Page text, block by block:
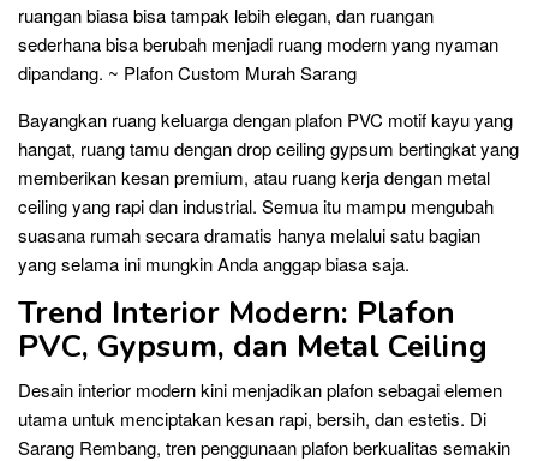
ruangan biasa bisa tampak lebih elegan, dan ruangan
sederhana bisa berubah menjadi ruang modern yang nyaman
dipandang. ~ Plafon Custom Murah Sarang
Bayangkan ruang keluarga dengan plafon PVC motif kayu yang
hangat, ruang tamu dengan drop ceiling gypsum bertingkat yang
memberikan kesan premium, atau ruang kerja dengan metal
ceiling yang rapi dan industrial. Semua itu mampu mengubah
suasana rumah secara dramatis hanya melalui satu bagian
yang selama ini mungkin Anda anggap biasa saja.
Trend Interior Modern: Plafon
PVC, Gypsum, dan Metal Ceiling
Desain interior modern kini menjadikan plafon sebagai elemen
utama untuk menciptakan kesan rapi, bersih, dan estetis. Di
Sarang Rembang, tren penggunaan plafon berkualitas semakin